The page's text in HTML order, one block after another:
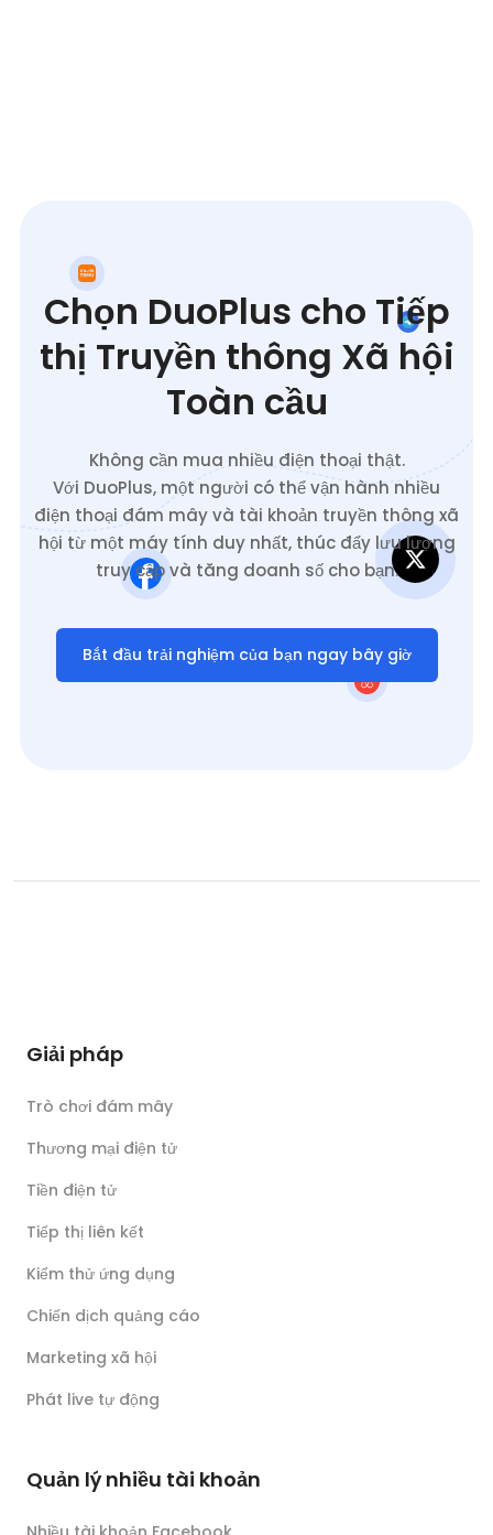
Chọn DuoPlus cho Tiếp
thị Truyền thông Xã hội
Toàn cầu
Không cần mua nhiều điện thoại thật.
Với DuoPlus, một người có thể vận hành nhiều
điện thoại đám mây và tài khoản truyền thông xã
hội từ một máy tính duy nhất, thúc đẩy lưu lượng
truy cập và tăng doanh số cho bạn.
Bắt đầu trải nghiệm của bạn ngay bây giờ
Giải pháp
Trò chơi đám mây
Thương mại điện tử
Tiền điện tử
Tiếp thị liên kết
Kiểm thử ứng dụng
Chiến dịch quảng cáo
Marketing xã hội
Phát live tự động
Quản lý nhiều tài khoản